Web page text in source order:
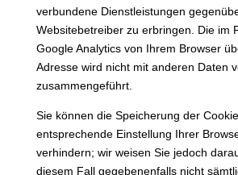
verbundene Dienstleistungen
Websitebetreiber zu erbringen. Die im
Google Analytics von Ihrem Browser
Adresse wird nicht mit anderen Daten
zusammengeführt.
Sie können die Speicherung der
entsprechende Einstellung Ihrer
verhindern; wir weisen Sie jedoch
diesem Fall gegebenenfalls nicht